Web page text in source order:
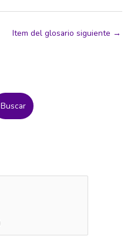
Item del glosario siguiente →
Buscar